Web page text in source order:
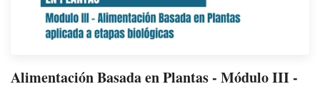
Alimentación Basada en Plantas - Módulo III -